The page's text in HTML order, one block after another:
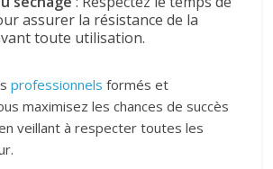
assurer la résistance de la
toute utilisation.
professionnels formés et
maximisez les chances de succès
veillant à respecter toutes les